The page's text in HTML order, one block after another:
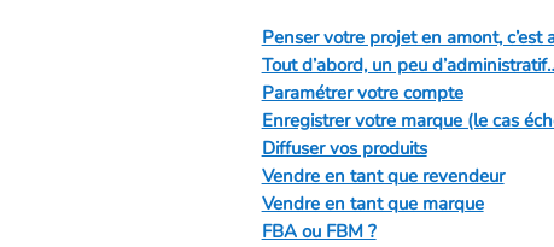
Penser votre projet en amont,
Tout d’abord, un peu
Paramétrer votre compte
Enregistrer votre marque (le cas
Diffuser vos produits
Vendre en tant que revendeur
Vendre en tant que marque
FBA ou FBM ?